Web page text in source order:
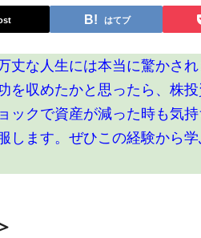
はてブ
丈な人生には本当に驚かさ
を収めたかと思ったら、株
ックで資産が減った時も気
します。ぜひこの経験から